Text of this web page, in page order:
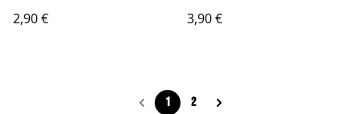
2,90 € 3,90 €
1 2